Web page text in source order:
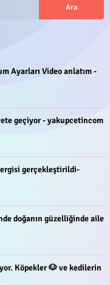
Ayarları Video anlatım -
geçiyor - yakupcetincom
gerçekleştirildi-
doğanın güzelliğinde aile
Köpekler 🐶 ve kedilerin